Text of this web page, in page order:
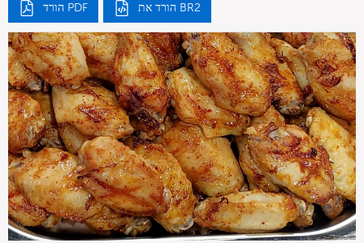
הורד PDF הורד את BR2